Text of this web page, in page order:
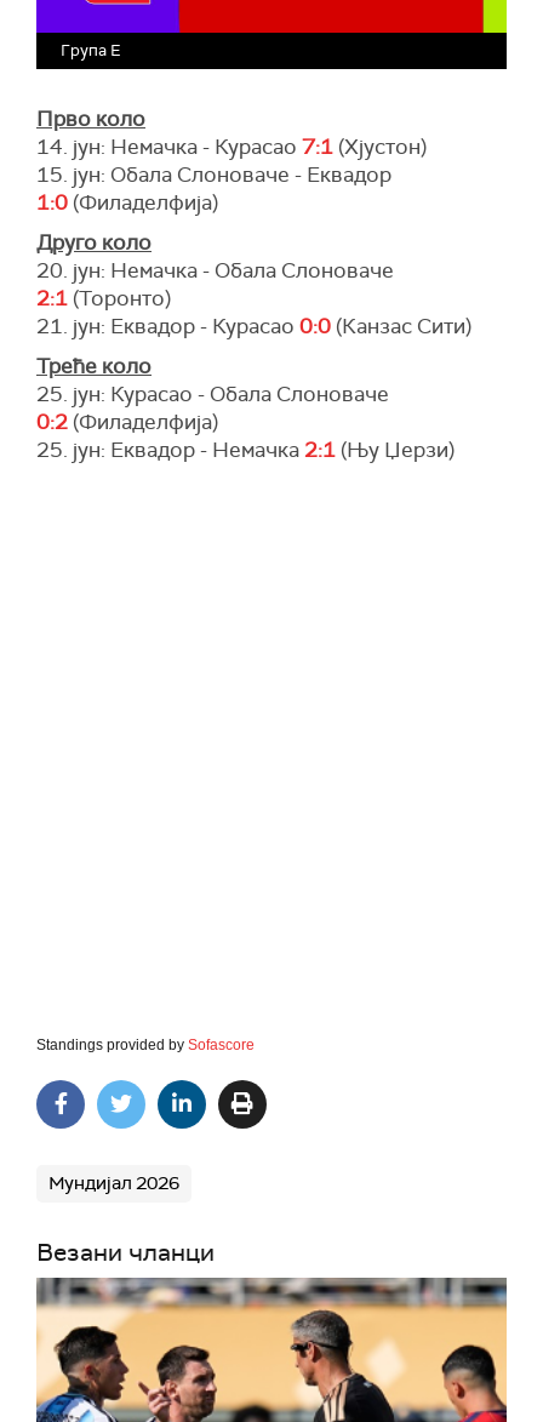
Група Е
Прво коло
14. јун: Немачка - Курасао 7:1 (Хјустон)
15. јун: Обала Слоноваче - Еквадор
1:0 (Филаделфија)
Друго коло
20. јун: Немачка - Обала Слоноваче
2:1 (Торонто)
21. јун: Еквадор - Курасао 0:0 (Канзас Сити)
Треће коло
25. јун: Курасао - Обала Слоноваче
0:2 (Филаделфија)
25. јун: Еквадор - Немачка2:1 (Њу Џерзи)
Standings provided by Sofascore
Мундијал 2026
Везани чланци